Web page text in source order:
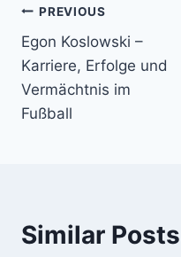
Post
navigation
PREVIOUS
Egon Koslowski –
Karriere, Erfolge und
Vermächtnis im
Fußball
Similar Posts